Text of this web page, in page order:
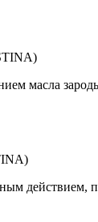
масла
действием,